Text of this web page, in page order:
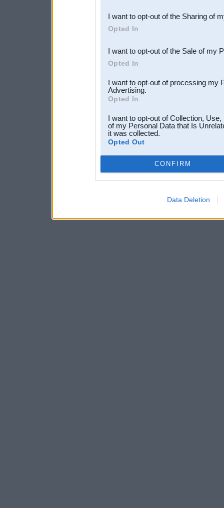
Downstream Participants
third parties.
I want to opt-out of the Sharing of
Opted In
I want to opt-out of the Sale of my
Opted In
I want to opt-out of processing my
Advertising.
Opted In
I want to opt-out of Collection,
of my Personal Data that Is
it was collected.
Opted Out
CONFIRM
Data Deletion